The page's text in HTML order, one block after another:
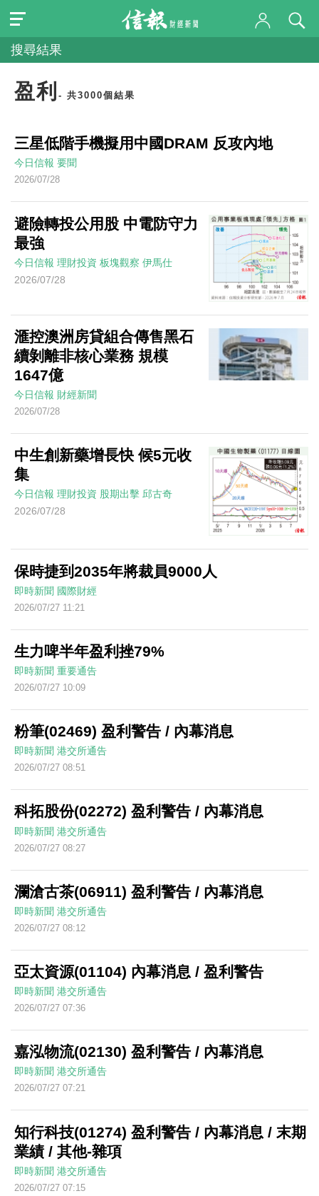
搜尋結果
盈利 - 共3000個結果
三星低階手機擬用中國DRAM 反攻內地
今日信報 要聞
2026/07/28
避險轉投公用股 中電防守力
最強
今日信報 理財投資 板塊觀察 伊馬仕
2026/07/28
滙控澳洲房貸組合傳售黑石
續剝離非核心業務 規模
1647億
今日信報 財經新聞
2026/07/28
中生創新藥增長快 候5元收
集
今日信報 理財投資 股期出擊 邱古奇
2026/07/28
保時捷到2035年將裁員9000人
即時新聞 國際財經
2026/07/27 11:21
生力啤半年盈利挫79%
即時新聞 重要通告
2026/07/27 10:09
粉筆(02469) 盈利警告 / 內幕消息
即時新聞 港交所通告
2026/07/27 08:51
科拓股份(02272) 盈利警告 / 內幕消息
即時新聞 港交所通告
2026/07/27 08:27
瀾滄古茶(06911) 盈利警告 / 內幕消息
即時新聞 港交所通告
2026/07/27 08:12
亞太資源(01104) 內幕消息 / 盈利警告
即時新聞 港交所通告
2026/07/27 07:36
嘉泓物流(02130) 盈利警告 / 內幕消息
即時新聞 港交所通告
2026/07/27 07:21
知行科技(01274) 盈利警告 / 內幕消息 / 末期
業績 / 其他-雜項
即時新聞 港交所通告
2026/07/27 07:15